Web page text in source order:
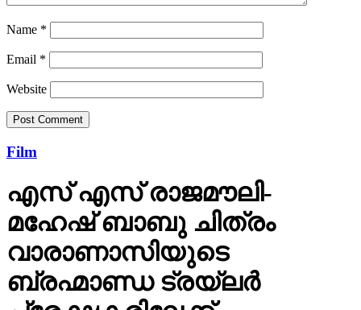
Name *
Email *
Website
Film
എസ് എസ് രാജമൗലി-
മഹേഷ് ബാബു ചിത്രം
വാരാണാസിയുടെ
ബ്രഹ്മാണ്ഡ ട്രയ്ലർ